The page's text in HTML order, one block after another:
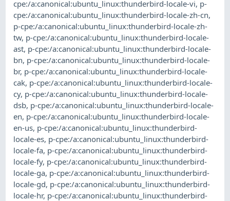
cpe:/a:canonical:ubuntu_linux:thunderbird-locale-vi, p-
cpe:/a:canonical:ubuntu_linux:thunderbird-locale-zh-cn,
p-cpe:/a:canonical:ubuntu_linux:thunderbird-locale-zh-
tw, p-cpe:/a:canonical:ubuntu_linux:thunderbird-locale-
ast, p-cpe:/a:canonical:ubuntu_linux:thunderbird-locale-
bn, p-cpe:/a:canonical:ubuntu_linux:thunderbird-locale-
br, p-cpe:/a:canonical:ubuntu_linux:thunderbird-locale-
cak, p-cpe:/a:canonical:ubuntu_linux:thunderbird-locale-
cy, p-cpe:/a:canonical:ubuntu_linux:thunderbird-locale-
dsb, p-cpe:/a:canonical:ubuntu_linux:thunderbird-locale-
en, p-cpe:/a:canonical:ubuntu_linux:thunderbird-locale-
en-us, p-cpe:/a:canonical:ubuntu_linux:thunderbird-
locale-es, p-cpe:/a:canonical:ubuntu_linux:thunderbird-
locale-fa, p-cpe:/a:canonical:ubuntu_linux:thunderbird-
locale-fy, p-cpe:/a:canonical:ubuntu_linux:thunderbird-
locale-ga, p-cpe:/a:canonical:ubuntu_linux:thunderbird-
locale-gd, p-cpe:/a:canonical:ubuntu_linux:thunderbird-
locale-hr, p-cpe:/a:canonical:ubuntu_linux:thunderbird-